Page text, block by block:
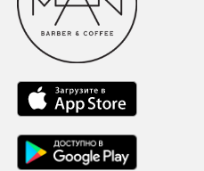
Google
Play
Мобильное
приложение
загрузить
в
Мобильное
приложение